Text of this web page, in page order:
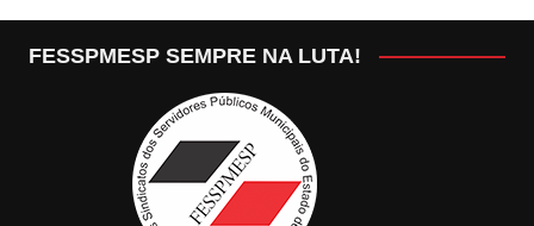
FESSPMESP SEMPRE NA LUTA!